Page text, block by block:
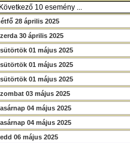
Következő 10 esemény ...
28 április 2025
30 április 2025
01 május 2025
01 május 2025
01 május 2025
03 május 2025
04 május 2025
04 május 2025
06 május 2025